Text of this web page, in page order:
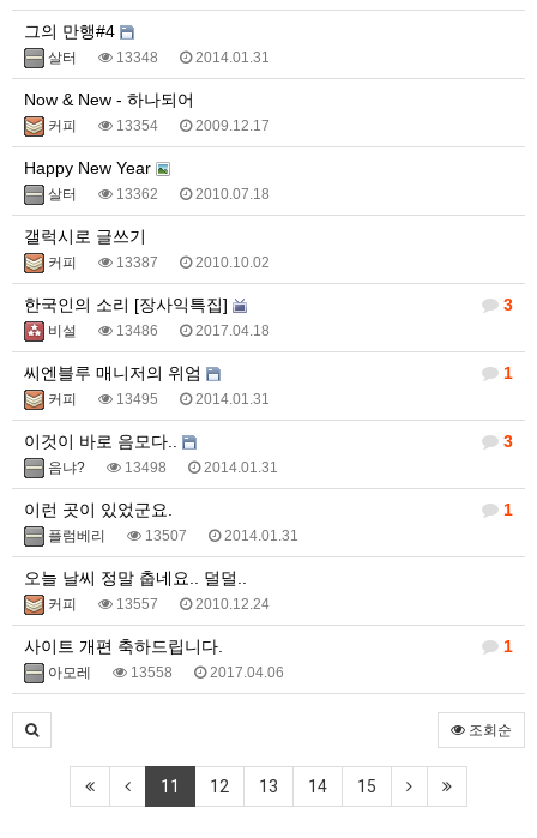
그의 만행#4
살터 13348 2014.01.31
Now & New - 하나되어
커피 13354 2009.12.17
Happy New Year
살터 13362 2010.07.18
갤럭시로 글쓰기
커피 13387 2010.10.02
3
한국인의 소리 [장사익특집]
비설 13486 2017.04.18
1
씨엔블루 매니저의 위엄
커피 13495 2014.01.31
3
이것이 바로 음모다..
음냐? 13498 2014.01.31
1
이런 곳이 있었군요.
플럼베리 13507 2014.01.31
오늘 날씨 정말 춥네요.. 덜덜..
커피 13557 2010.12.24
1
사이트 개편 축하드립니다.
아모레 13558 2017.04.06
조회순
11 12 13 14 15